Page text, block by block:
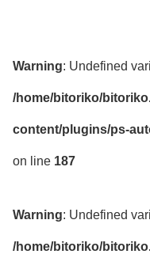
Warning: Undefined
/home/bitoriko/
content/plugins/ps-
on line 187
Warning: Undefined
/home/bitoriko/